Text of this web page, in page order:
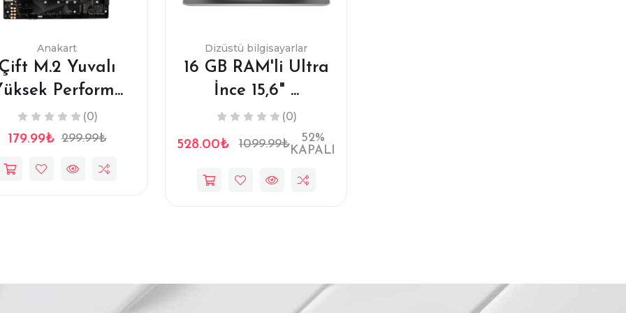
Anakart
M.2 Yuvalı
Perform...
(0)
179.99₺ 299.99₺
Dizüstü bilgisayarlar
16 GB RAM'li Ultra
İnce 15,6" ...
(0)
528.00₺ 1099.99₺
52%
KAPALI